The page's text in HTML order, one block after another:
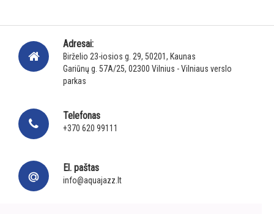
Adresai:
Birželio 23-iosios g. 29, 50201, Kaunas
Gariūnų g. 57A/25, 02300 Vilnius - Vilniaus verslo
parkas
Telefonas
+370 620 99111
El. paštas
info@aquajazz.lt